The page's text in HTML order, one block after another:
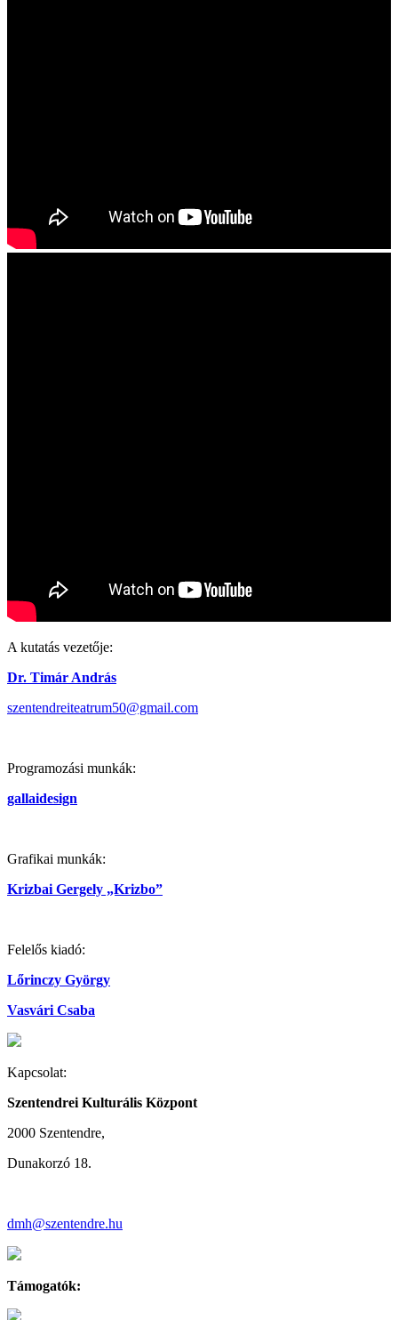
A kutatás vezetője:
Dr. Timár András
szentendreiteatrum50@gmail.com
Programozási munkák:
gallaidesign
Grafikai munkák:
Krizbai Gergely „Krizbo”
Felelős kiadó:
Lőrinczy György
Vasvári Csaba
Kapcsolat:
Szentendrei Kulturális Központ
2000 Szentendre,
Dunakorzó 18.
dmh@szentendre.hu
Támogatók: